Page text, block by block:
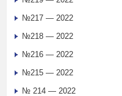
№217 — 2022
№218 — 2022
№216 — 2022
№215 — 2022
№ 214 — 2022